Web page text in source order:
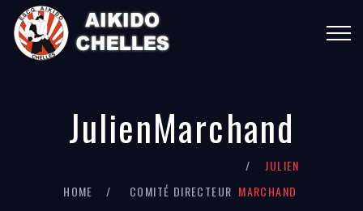
JulienMarchand
HOME COMITÉ DIRECTEUR
JULIEN
MARCHAND